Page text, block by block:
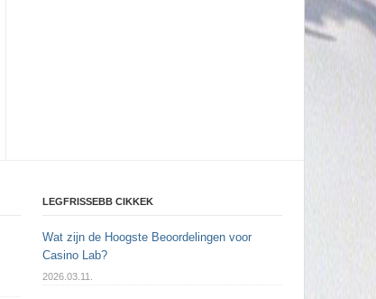
LEGFRISSEBB CIKKEK
Wat zijn de Hoogste Beoordelingen voor
Casino Lab?
2026.03.11.